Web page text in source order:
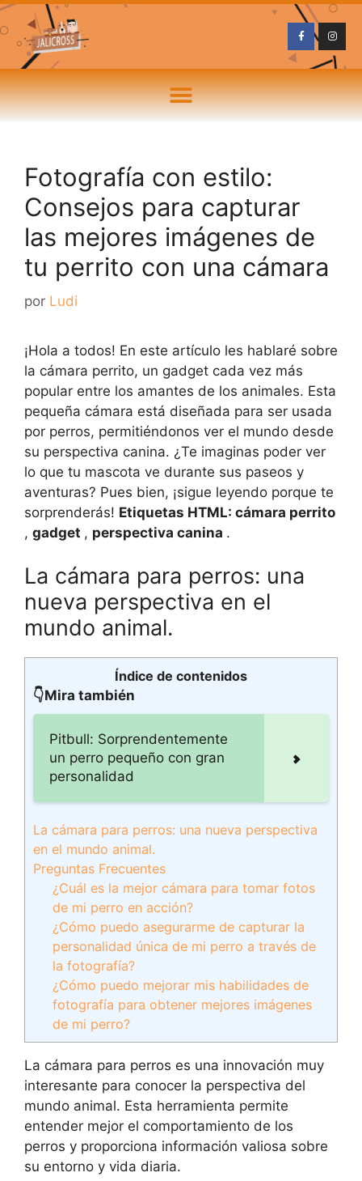
Fotografía con estilo:
Consejos para capturar
las mejores imágenes de
tu perrito con una cámara
por Ludi
¡Hola a todos! En este artículo les hablaré sobre
la cámara perrito, un gadget cada vez más
popular entre los amantes de los animales. Esta
pequeña cámara está diseñada para ser usada
por perros, permitiéndonos ver el mundo desde
su perspectiva canina. ¿Te imaginas poder ver
lo que tu mascota ve durante sus paseos y
aventuras? Pues bien, ¡sigue leyendo porque te
sorprenderás! Etiquetas HTML: cámara perrito
, gadget , perspectiva canina .
La cámara para perros: una
nueva perspectiva en el
mundo animal.
Índice de contenidos
👇Mira también
Pitbull: Sorprendentemente
un perro pequeño con gran
personalidad
La cámara para perros: una nueva perspectiva
en el mundo animal.
Preguntas Frecuentes
¿Cuál es la mejor cámara para tomar fotos
de mi perro en acción?
¿Cómo puedo asegurarme de capturar la
personalidad única de mi perro a través de
la fotografía?
¿Cómo puedo mejorar mis habilidades de
fotografía para obtener mejores imágenes
de mi perro?
La cámara para perros es una innovación muy
interesante para conocer la perspectiva del
mundo animal. Esta herramienta permite
entender mejor el comportamiento de los
perros y proporciona información valiosa sobre
su entorno y vida diaria.